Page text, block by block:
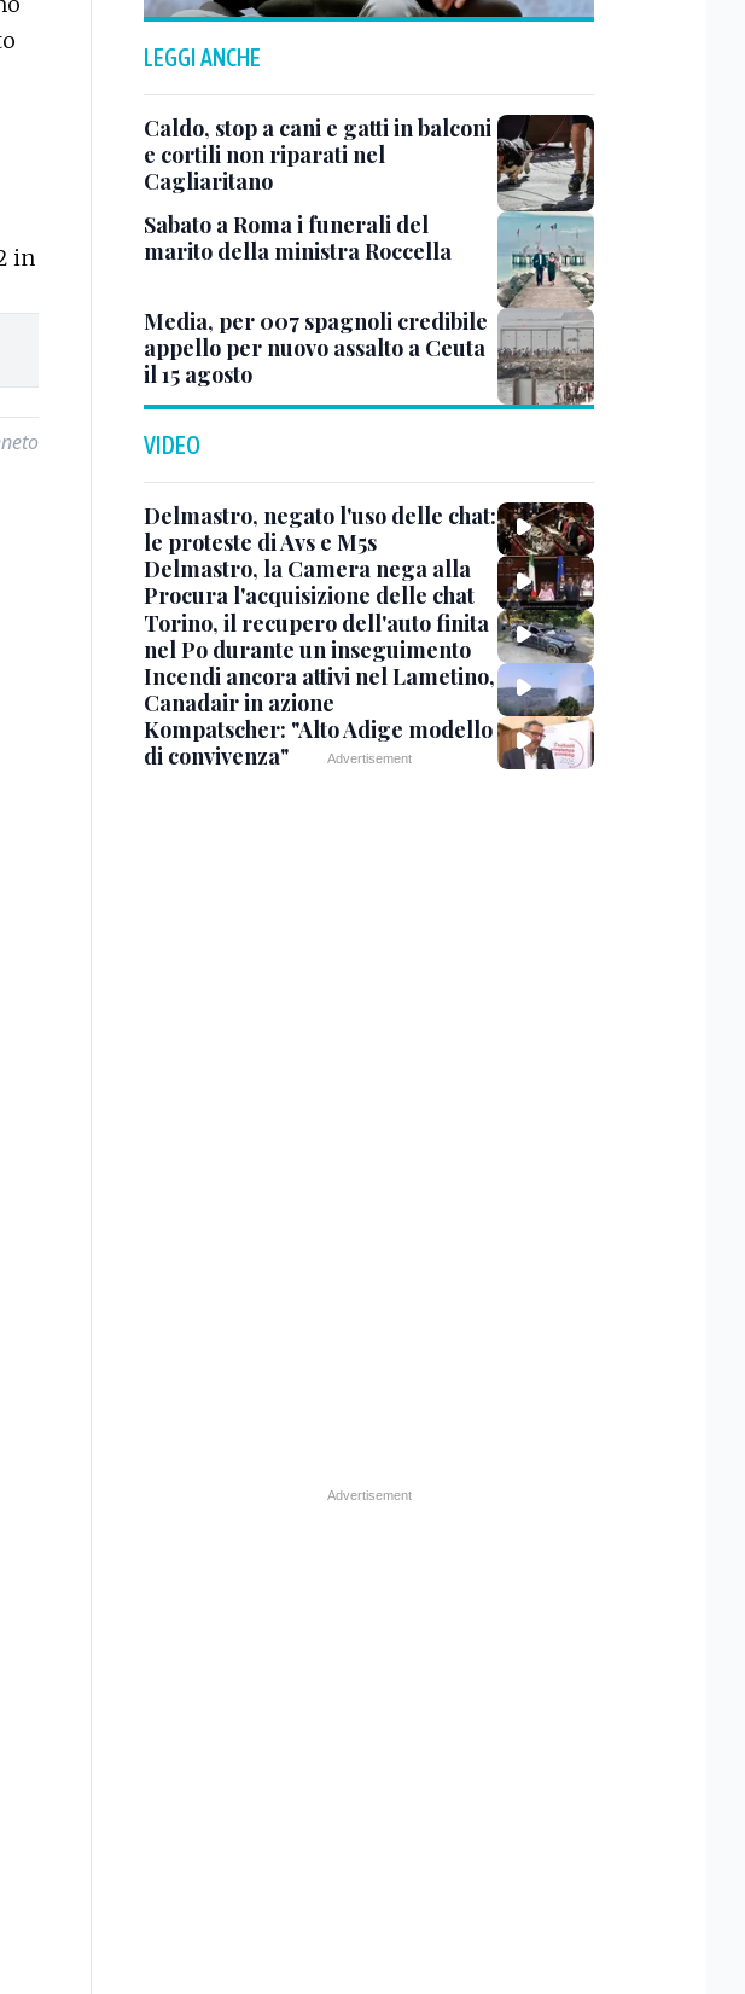
in
LEGGI ANCHE
Caldo, stop a cani e gatti in balconi
e cortili non riparati nel
Cagliaritano
Sabato a Roma i funerali del
marito della ministra Roccella
Media, per 007 spagnoli credibile
appello per nuovo assalto a Ceuta
il 15 agosto
VIDEO
Delmastro, negato l'uso delle chat:
le proteste di Avs e M5s
Delmastro, la Camera nega alla
Procura l'acquisizione delle chat
Torino, il recupero dell'auto finita
nel Po durante un inseguimento
Incendi ancora attivi nel Lametino,
Canadair in azione
Kompatscher: "Alto Adige modello
di convivenza"